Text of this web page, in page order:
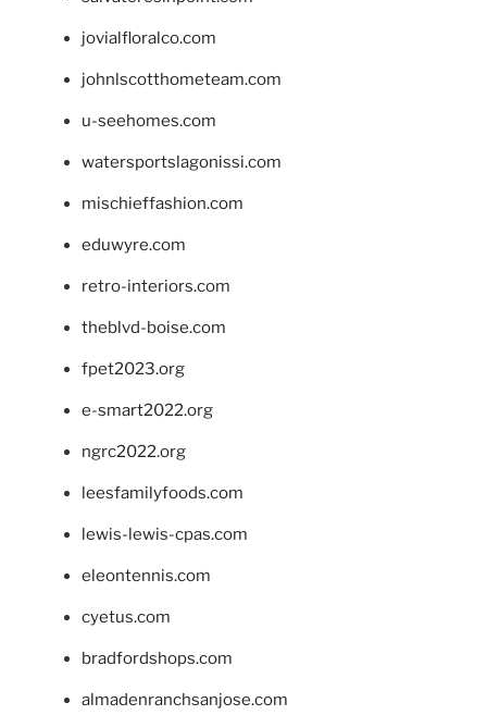
jovialfloralco.com
johnlscotthometeam.com
u-seehomes.com
watersportslagonissi.com
mischieffashion.com
eduwyre.com
retro-interiors.com
theblvd-boise.com
fpet2023.org
e-smart2022.org
ngrc2022.org
leesfamilyfoods.com
lewis-lewis-cpas.com
eleontennis.com
cyetus.com
bradfordshops.com
almadenranchsanjose.com